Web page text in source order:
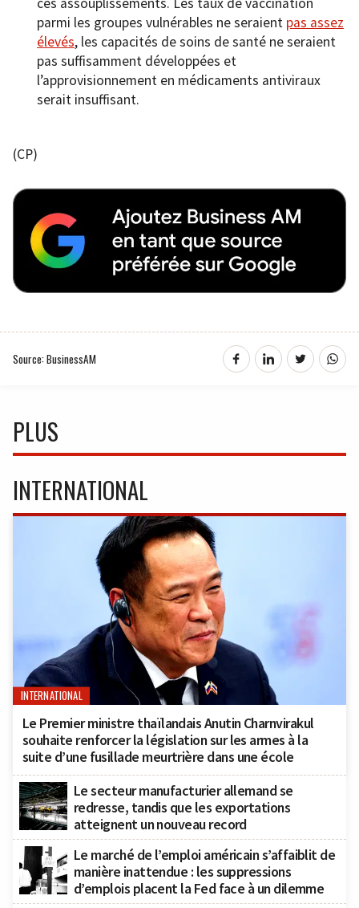
parmi les groupes vulnérables ne seraient pas assez
élevés, les capacités de soins de santé ne seraient
pas suffisamment développées et
l’approvisionnement en médicaments antiviraux
serait insuffisant.
(CP)
Source: BusinessAM
PLUS
INTERNATIONAL
INTERNATIONAL
Le Premier ministre thaïlandais Anutin Charnvirakul
souhaite renforcer la législation sur les armes à la
suite d’une fusillade meurtrière dans une école
Le secteur manufacturier allemand se
redresse, tandis que les exportations
atteignent un nouveau record
Le marché de l’emploi américain s’affaiblit de
manière inattendue : les suppressions
d’emplois placent la Fed face à un dilemme